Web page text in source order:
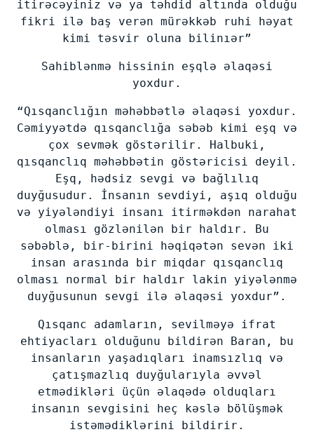
itirəcəyiniz və ya təhdid altında olduğu
fikri ilə baş verən mürəkkəb ruhi həyat
kimi təsvir oluna bilinıər”
Sahiblənmə hissinin eşqlə əlaqəsi
yoxdur.
“Qısqanclığın məhəbbətlə əlaqəsi yoxdur.
Cəmiyyətdə qısqanclığa səbəb kimi eşq və
çox sevmək göstərilir. Halbuki,
qısqanclıq məhəbbətin göstəricisi deyil.
Eşq, hədsiz sevgi və bağlılıq
duyğusudur. İnsanın sevdiyi, aşıq olduğu
və yiyələndiyi insanı itirməkdən narahat
olması gözlənilən bir haldır. Bu
səbəblə, bir-birini həqiqətən sevən iki
insan arasında bir miqdar qısqanclıq
olması normal bir haldır lakin yiyələnmə
duyğusunun sevgi ilə əlaqəsi yoxdur”.
Qısqanc adamların, sevilməyə ifrat
ehtiyacları olduğunu bildirən Baran, bu
insanların yaşadıqları inamsızlıq və
çatışmazlıq duyğularıyla əvvəl
etmədikləri üçün əlaqədə olduqları
insanın sevgisini heç kəslə bölüşmək
istəmədiklərini bildirir.